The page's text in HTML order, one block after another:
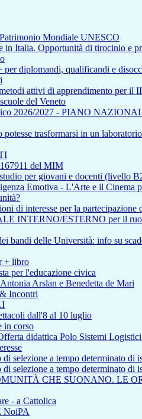
Mondiale UNESCO
Italia. Opportunità di tirocinio e
diplomandi, qualificandi e
attivi di apprendimento per
del Veneto
2026/2027 - PIANO
trasformarsi in un
del MIM
per giovani e docenti (livello
Emotiva - L'Arte e il Cinema
di interesse per la
INTERNO/ESTERNO per il
bandi delle Università: info su
+ libro
per l'educazione civica
Arslan e Benedetta de Mari
Incontri
dall'8 al 10 luglio
in corso
didattica Polo Sistemi
selezione a tempo determinato di
selezione a tempo determinato di
CHE SUONANO. LE
- a Cattolica
NoiPA